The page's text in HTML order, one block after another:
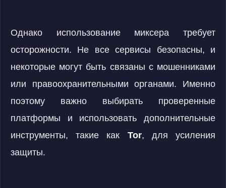
Однако использование миксера требует
осторожности. Не все сервисы безопасны, и
некоторые могут быть связаны с мошенниками
или правоохранительными органами. Именно
поэтому важно выбирать проверенные
платформы и использовать дополнительные
инструменты, такие как Tor, для усиления
защиты.